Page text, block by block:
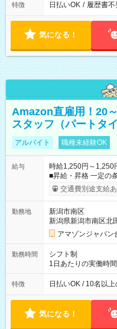
特徴 日払いOK / 履歴書不
気になる！
Amazon直雇用！20
スタッフ（パートタ
アルバイト 職種未経験OK
給与
時給1,250円～1,250
■昇給・昇格 一定の
まで昇給の機会があります。 ■正社員登用制
月25日支払い ※時
☆Amazon直雇用で安定して働け
あり 試用期間の長さ
です。
交通費別途支給あ
勤務地
新潟市南区
新潟県新潟市南区
アマゾンジャパン
勤務時間
シフト制
1日あたりの実働時
12時～21時
特徴 日払いOK / 10名以
気になる！